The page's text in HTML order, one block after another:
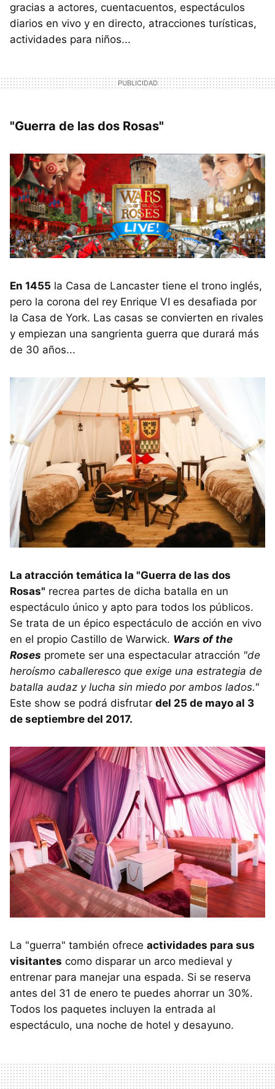
gracias a actores, cuentacuentos, espectáculos
diarios en vivo y en directo, atracciones turísticas,
actividades para niños...
"Guerra de las dos Rosas"
En 1455 la Casa de Lancaster tiene el trono inglés,
pero la corona del rey Enrique VI es desafiada por
la Casa de York. Las casas se convierten en rivales
y empiezan una sangrienta guerra que durará más
de 30 años...
La atracción temática la "Guerra de las dos
Rosas" recrea partes de dicha batalla en un
espectáculo único y apto para todos los públicos.
Se trata de un épico espectáculo de acción en vivo
en el propio Castillo de Warwick. Wars of the
Roses promete ser una espectacular atracción "de
heroísmo caballeresco que exige una estrategia de
batalla audaz y lucha sin miedo por ambos lados."
Este show se podrá disfrutar del 25 de mayo al 3
de septiembre del 2017.
La "guerra" también ofrece actividades para sus
visitantes como disparar un arco medieval y
entrenar para manejar una espada. Si se reserva
antes del 31 de enero te puedes ahorrar un 30%.
Todos los paquetes incluyen la entrada al
espectáculo, una noche de hotel y desayuno.